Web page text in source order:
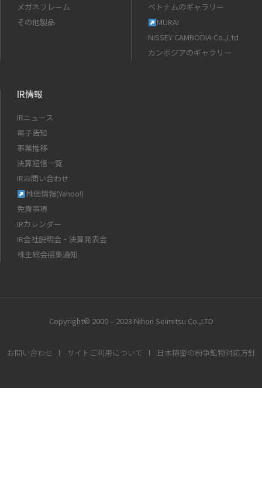
メガネフレーム
その他製品
ベトナムのギャラリー
MURAI
NISSEY CAMBODIA Co.,Ltd
カンボジアのギャラリー
IR情報
IRニュース
電子告知
事業推移
決算短信一覧
IRお問い合わせ
株価情報(Yahoo!)
免責事項
IRカレンダー
IR会社説明会・決算発表会
株主総会招集通知
Copyright© 2000 – 2023 Nihon Seimitsu Co.,LTD
お問い合わせ サイトご利用について 日本精密の紛争鉱物対応方針